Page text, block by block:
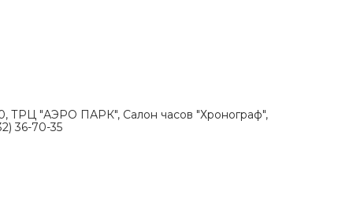
ТРЦ "АЭРО ПАРК", Салон часов "Хронограф",
36-70-35